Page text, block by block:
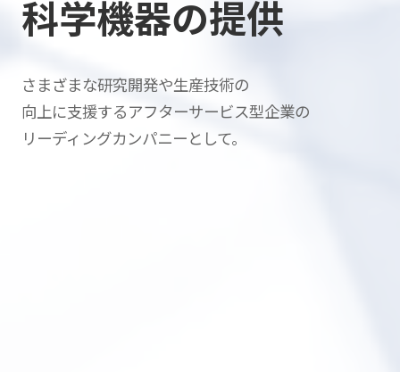
科学機器の提供
さまざまな研究開発や生産技術の
向上に支援するアフターサービス型企業の
リーディングカンパニーとして。